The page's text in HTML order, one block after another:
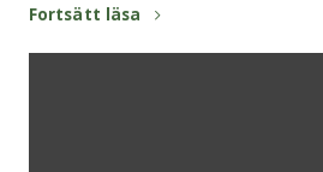
Fortsätt läsa